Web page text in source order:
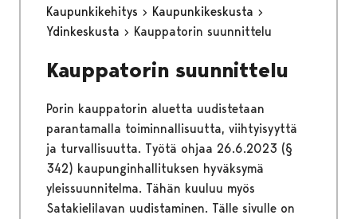
Kaupunkikehitys
Kaupunkikeskusta
Ydinkeskusta
Kauppatorin suunnittelu
Kauppatorin suunnittelu
Porin kauppatorin aluetta uudistetaan
parantamalla toiminnallisuutta, viihtyisyyttä
ja turvallisuutta. Työtä ohjaa 26.6.2023 (§
342) kaupunginhallituksen hyväksymä
yleissuunnitelma. Tähän kuuluu myös
Satakielilavan uudistaminen. Tälle sivulle on